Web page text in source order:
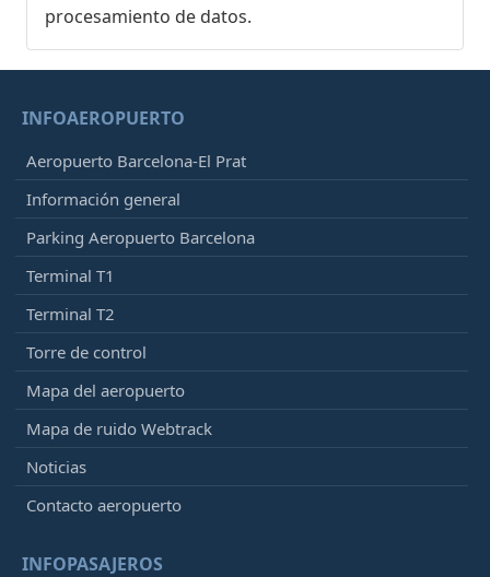
procesamiento de datos.
INFOAEROPUERTO
Aeropuerto Barcelona-El Prat
Información general
Parking Aeropuerto Barcelona
Terminal T1
Terminal T2
Torre de control
Mapa del aeropuerto
Mapa de ruido Webtrack
Noticias
Contacto aeropuerto
INFOPASAJEROS